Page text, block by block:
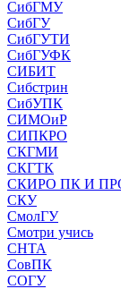
СибГМУ
СибГУ
СибГУТИ
СибГУФК
СИБИТ
Сибстрин
СибУПК
СИМОиР
СИПКРО
СКГМИ
СКГТК
СКИРО ПК И
СКУ
СмолГУ
Смотри учись
СНТА
СовПК
СОГУ